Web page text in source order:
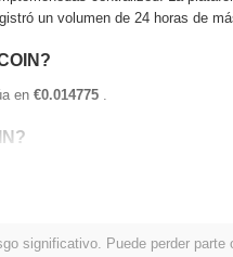
un volumen de 24 horas de
en €0.014775 .
significativo. Puede perder parte